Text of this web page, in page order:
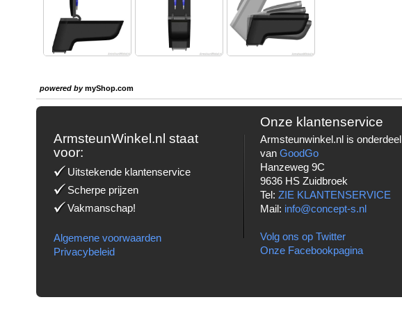
powered bymyShop.com
ArmsteunWinkel.nl staat
voor:
Uitstekende klantenservice
Scherpe prijzen
Vakmanschap!
Algemene voorwaarden
Privacybeleid
Onze klantenservice
Armsteunwinkel.nl is onderdeel
vanGoodGo
Hanzeweg 9C
9636 HS Zuidbroek
Tel:ZIE KLANTENSERVICE
Mail: info@concept-s.nl
Volg ons op Twitter
Onze Facebookpagina